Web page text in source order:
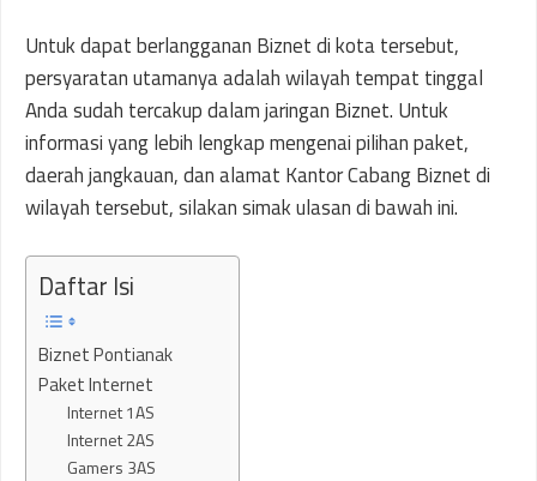
Untuk dapat berlangganan Biznet di kota tersebut,
persyaratan utamanya adalah wilayah tempat tinggal
Anda sudah tercakup dalam jaringan Biznet. Untuk
informasi yang lebih lengkap mengenai pilihan paket,
daerah jangkauan, dan alamat Kantor Cabang Biznet di
wilayah tersebut, silakan simak ulasan di bawah ini.
Daftar Isi
Biznet Pontianak
Paket Internet
Internet 1AS
Internet 2AS
Gamers 3AS